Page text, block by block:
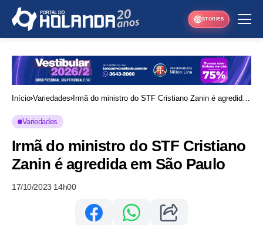
STORIES
Início Variedades Irmã do ministro do STF Cristiano Zanin é agredida
Variedades
Irmã do ministro do STF Cristiano
Zanin é agredida em São Paulo
17/10/2023 14h00